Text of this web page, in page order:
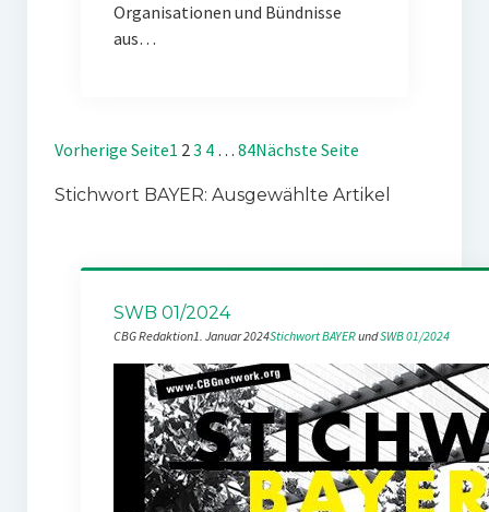
Organisationen und Bündnisse
aus…
Vorherige Seite1 23 4 … 84Nächste Seite
Stichwort BAYER: Ausgewählte Artikel
SWB 01/2024
CBG Redaktion1. Januar 2024Stichwort BAYER und SWB 01/2024